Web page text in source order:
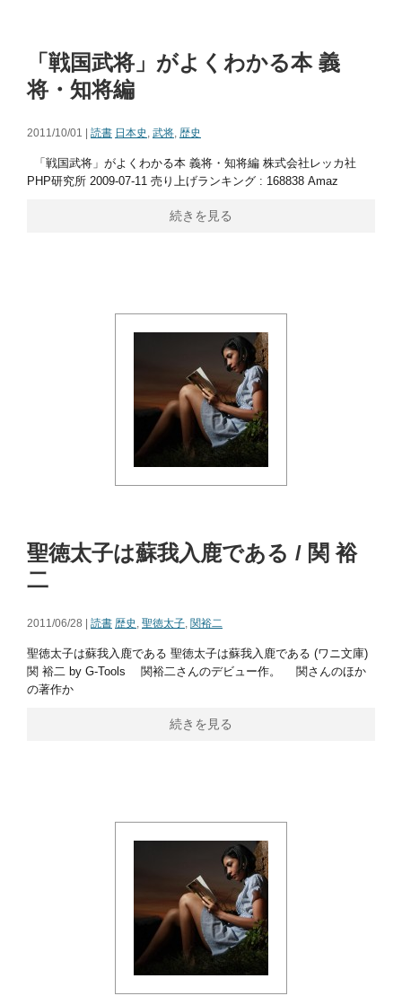
「戦国武将」がよくわかる本 義
将・知将編
2011/10/01 | 読書 日本史 , 武将, 歴史
「戦国武将」がよくわかる本 義将・知将編 株式会社レッカ社
PHP研究所 2009-07-11 売り上げランキング : 168838 Amaz
続きを見る
聖徳太子は蘇我入鹿である / 関 裕
二
2011/06/28 | 読書 歴史 , 聖徳太子, 関裕二
聖徳太子は蘇我入鹿である 聖徳太子は蘇我入鹿である (ワニ文庫)
関 裕二 by G-Tools 関裕二さんのデビュー作。 関さんのほか
の著作か
続きを見る